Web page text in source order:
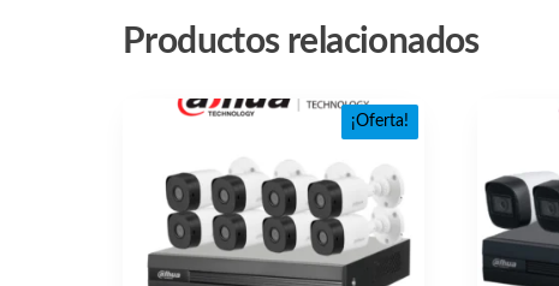
Productos relacionados
¡Oferta!